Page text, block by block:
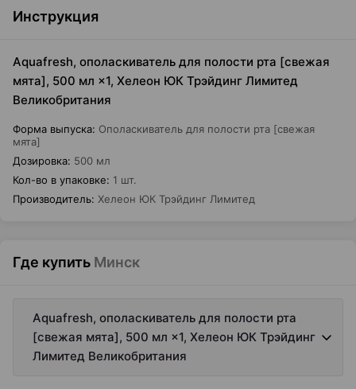
Инструкция
Aquafresh, ополаскиватель для полости рта [свежая
мята], 500 мл ×1, Хелеон ЮК Трэйдинг Лимитед
Великобритания
Форма выпуска: Ополаскиватель для полости рта [свежая
мята]
Дозировка: 500 мл
Кол-во в упаковке: 1 шт.
Производитель: Хелеон ЮК Трэйдинг Лимитед
Где купить Минск
Aquafresh, ополаскиватель для полости рта
[свежая мята], 500 мл ×1, Хелеон ЮК Трэйдинг
Лимитед Великобритания